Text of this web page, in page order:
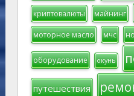
криптовалюты майнинг
моторное масло мчс
оборудование окунь
путешествия